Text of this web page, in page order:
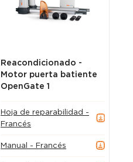
Reacondicionado -
Motor puerta batiente
OpenGate 1
Hoja de reparabilidad -
Francés
Manual - Francés